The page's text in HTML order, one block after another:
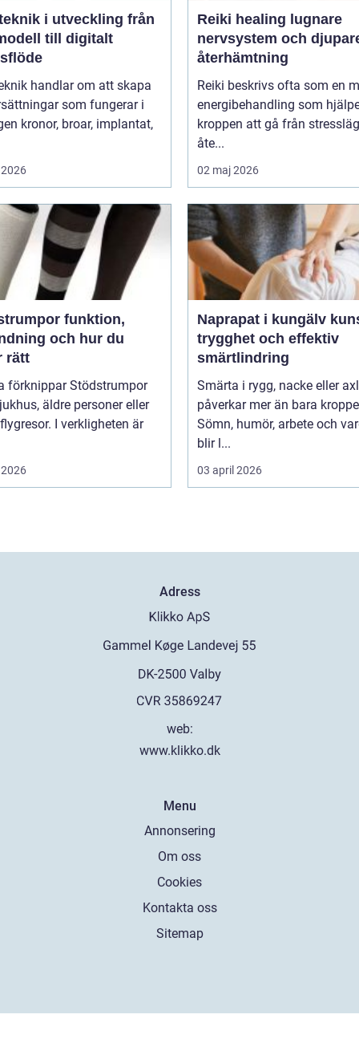
i utveckling från
till digitalt
handlar om att skapa
som fungerar i
Reiki healing lugnare
nervsystem och
återhämtning
Reiki beskrivs ofta som en
energibehandling som
kroppen att gå från
åte...
02 maj 2026
funktion,
och hur du
rätt
förknippar Stödstrumpor
äldre personer eller
I verkligheten är
Naprapat i kungälv kunskap,
trygghet och effektiv
smärtlindring
Smärta i rygg, nacke eller
påverkar mer än bara
Sömn, humör, arbete och
blir l...
03 april 2026
Adress
web:
www.klikko.dk
Menu
Annonsering
Om oss
Cookies
Kontakta oss
Sitemap